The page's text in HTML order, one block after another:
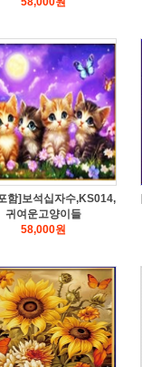
함]보석십자수,KS014,
귀여운고양이들
58,000원